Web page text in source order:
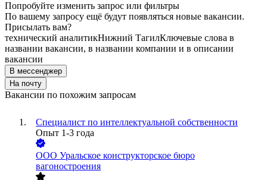
Попробуйте изменить запрос или фильтры
По вашему запросу ещё будут появляться новые вакансии.
Присылать вам?
технический аналитикНижний ТагилКлючевые слова в
названии вакансии, в названии компании и в описании
вакансии
В мессенджер
На почту
Вакансии по похожим запросам
Специалист по интеллектуальной собственности
Опыт 1-3 года
ООО Уральское конструкторское бюро
вагоностроения